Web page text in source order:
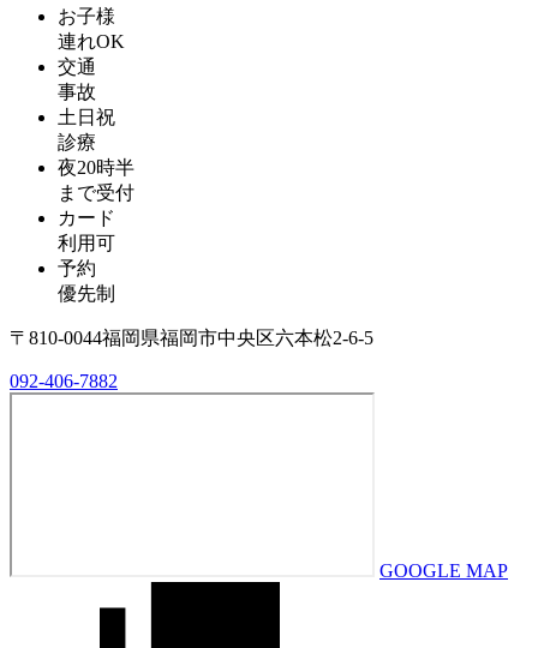
お子様
連れOK
交通
事故
土日祝
診療
夜20時半
まで受付
カード
利用可
予約
優先制
〒810-0044福岡県福岡市中央区六本松2-6-5
092-406-7882
GOOGLE MAP